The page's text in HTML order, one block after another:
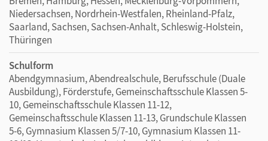
Niedersachsen, Nordrhein-Westfalen, Rheinland-Pfalz,
Saarland, Sachsen, Sachsen-Anhalt, Schleswig-Holstein,
Thüringen
Schulform
Abendgymnasium, Abendrealschule, Berufsschule (Duale
Ausbildung), Förderstufe, Gemeinschaftsschule Klassen 5-
10, Gemeinschaftsschule Klassen 11-12,
Gemeinschaftsschule Klassen 11-13, Grundschule Klassen
5-6, Gymnasium Klassen 5/7-10, Gymnasium Klassen 11-